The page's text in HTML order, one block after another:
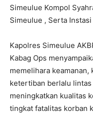
Simeulue Kompol
Simeulue , Serta
Kapolres Simeulue
Kabag Ops
memelihara
ketertiban berlalu
meningkatkan kualitas
tingkat fatalitas korban